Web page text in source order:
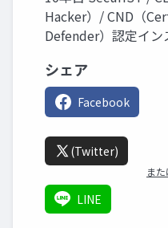
Hacker）/ CND（
Defender）認定イン
シェア
Facebook
(Twitter)
ま
LINE